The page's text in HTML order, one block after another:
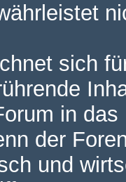
sich
in
der
und